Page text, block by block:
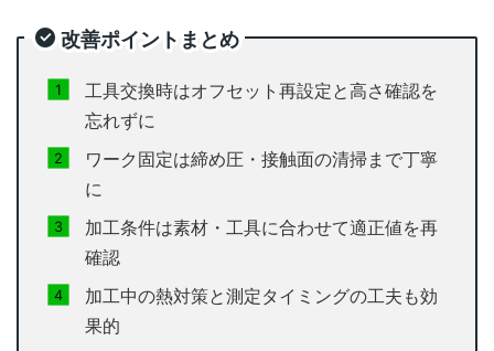
改善ポイントまとめ
工具交換時はオフセット再設定と高さ確認を
忘れずに
ワーク固定は締め圧・接触面の清掃まで丁寧
に
加工条件は素材・工具に合わせて適正値を再
確認
加工中の熱対策と測定タイミングの工夫も効
果的